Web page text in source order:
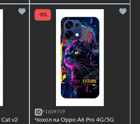
v2
-8%
F1609719
Чохол на Oppo A6 Pro 4G/5G